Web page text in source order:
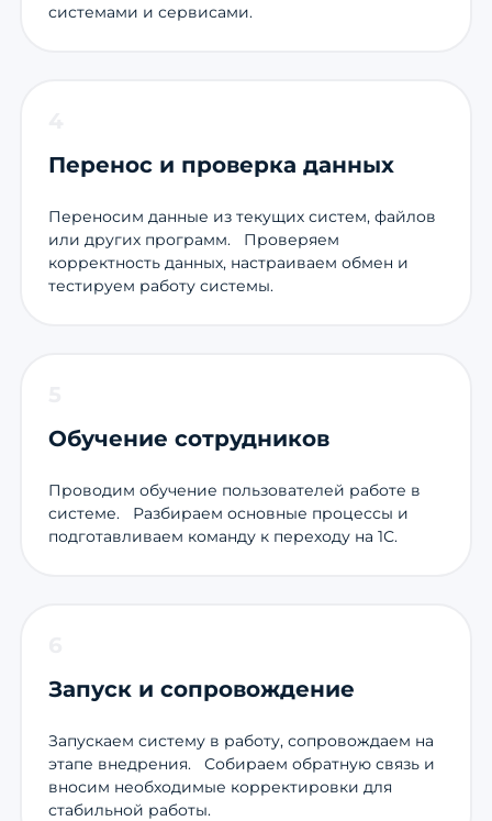
системами и сервисами.
Перенос и проверка данных
Переносим данные из текущих систем, файлов
или других программ. Проверяем
корректность данных, настраиваем обмен и
тестируем работу системы.
Обучение сотрудников
Проводим обучение пользователей работе в
системе. Разбираем основные процессы и
подготавливаем команду к переходу на 1С.
Запуск и сопровождение
Запускаем систему в работу, сопровождаем на
этапе внедрения. Собираем обратную связь и
вносим необходимые корректировки для
стабильной работы.